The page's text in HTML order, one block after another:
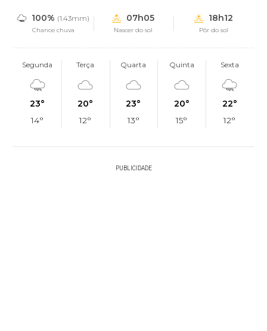
100% (1.43mm)
Chance chuva
07h05
Nascer do sol
18h12
Pôr do sol
Segunda
23°
14°
Terça
20°
12°
Quarta
23°
13°
Quinta
20°
15°
Sexta
22°
12°
PUBLICIDADE